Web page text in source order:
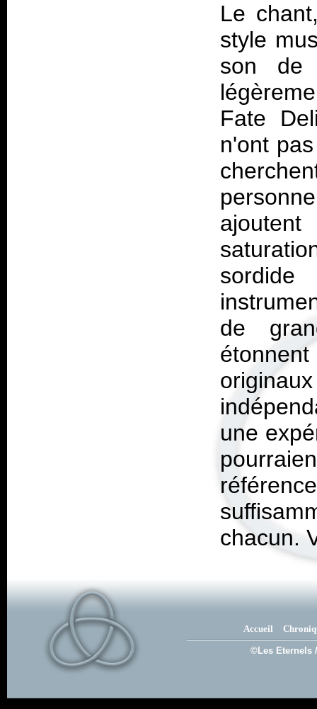
Le
style
son de
Fate
n'ont
de
une
chacun.
Accueil
©Les Eternels